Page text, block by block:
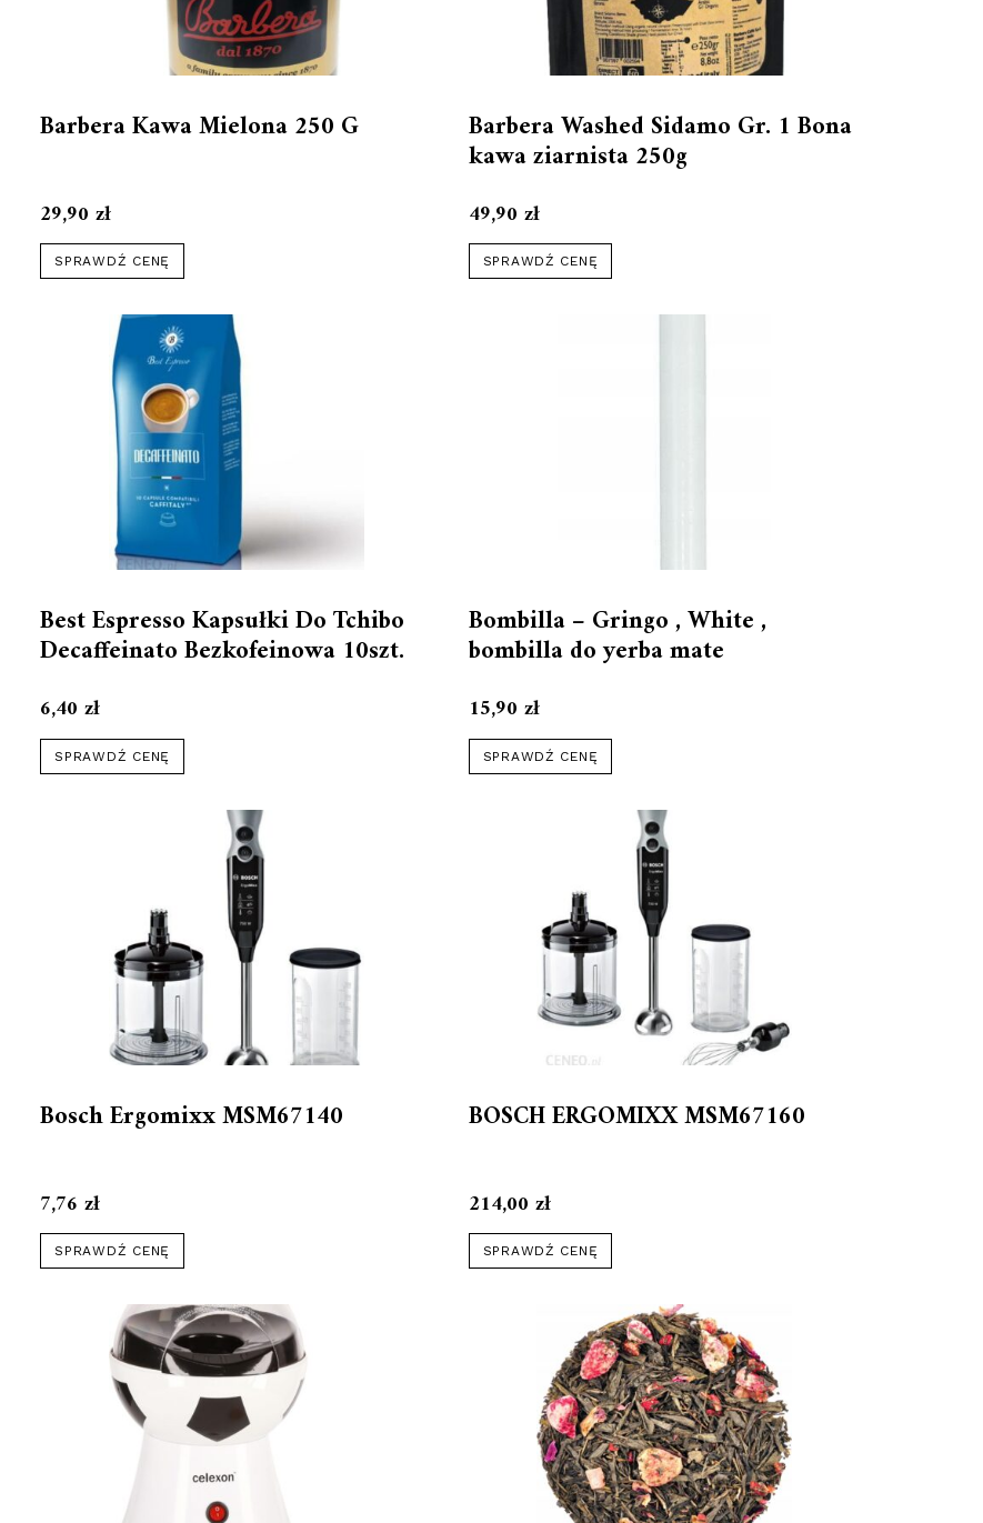
Barbera Kawa Mielona 250 G
29,90zł
SPRAWDŹ CENĘ
Barbera Washed Sidamo Gr. 1 Bona
kawa ziarnista 250g
49,90 zł
SPRAWDŹ CENĘ
Best Espresso Kapsułki Do Tchibo
Decaffeinato Bezkofeinowa 10szt.
6,40zł
SPRAWDŹ CENĘ
Bombilla – Gringo , White ,
bombilla do yerba mate
15,90 zł
SPRAWDŹ CENĘ
Bosch Ergomixx MSM67140
7,76zł
SPRAWDŹ CENĘ
BOSCH ERGOMIXX MSM67160
214,00 zł
SPRAWDŹ CENĘ